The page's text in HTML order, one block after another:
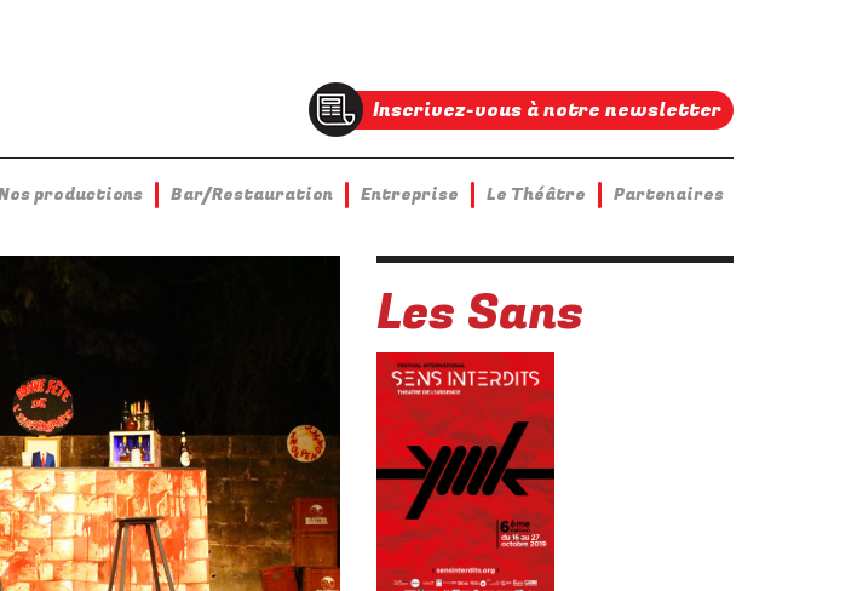
Inscrivez-vous à notre newsletter
productions Bar/Restauration Entreprise Le Théâtre Partenaires
Les Sans